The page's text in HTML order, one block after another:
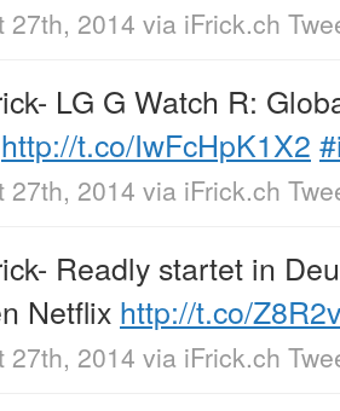
27th, 2014 via iFrick.ch
LG G Watch R:
http://t.co/IwFcHpK1X2
27th, 2014 via iFrick.ch
Readly startet in
Netflix http://t.co/
27th, 2014 via iFrick.ch